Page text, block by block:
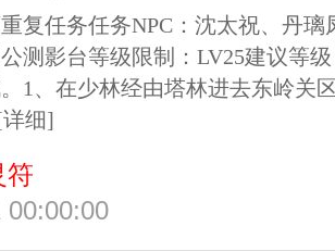
复任务任务NPC：沈太祝、丹
测影台等级限制：LV25建议等
1、在少林经由塔林进去东岭关
细]
符
00:00:00